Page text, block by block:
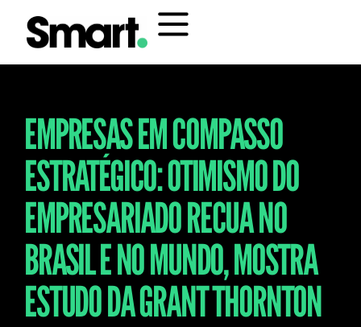
EMPRESAS EM COMPASSO
ESTRATÉGICO: OTIMISMO DO
EMPRESARIADO RECUA NO
BRASIL E NO MUNDO, MOSTRA
ESTUDO DA GRANT THORNTON